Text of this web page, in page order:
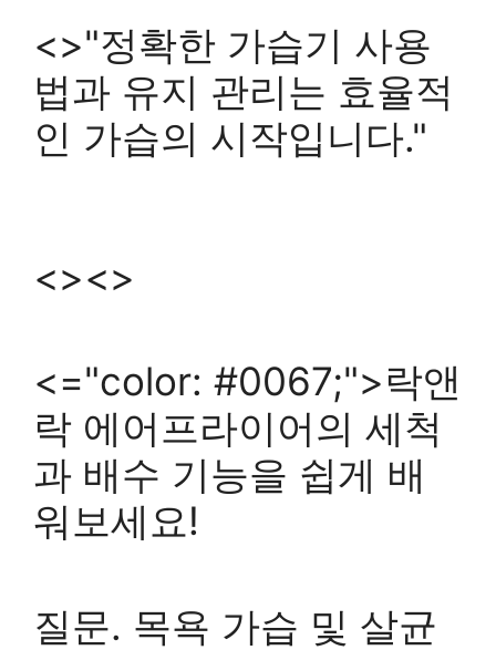
<>"정확한 가습기 사용
법과 유지 관리는 효율적
인 가습의 시작입니다."
<><>
<="color: #0067;">락앤
락 에어프라이어의 세척
과 배수 기능을 쉽게 배
워보세요!
질문. 목욕 가습 및 살균